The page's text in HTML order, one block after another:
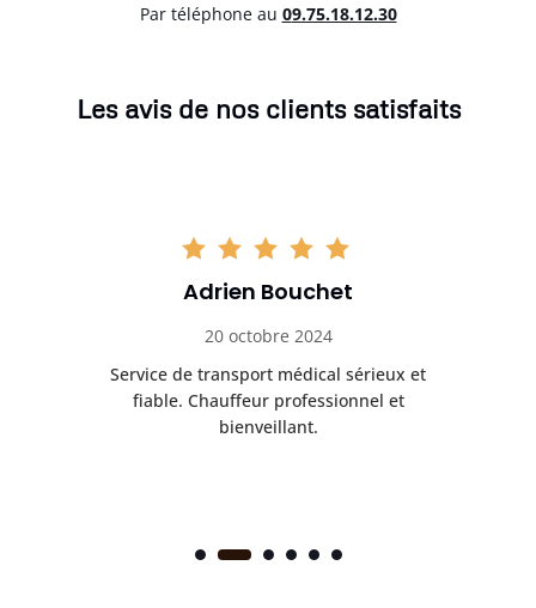
Par téléphone au 09.75.18.12.30
Les avis de nos clients satisfaits
Adrien Bouchet
20 octobre 2024
Service de transport médical sérieux et
fiable. Chauffeur professionnel et
bienveillant.